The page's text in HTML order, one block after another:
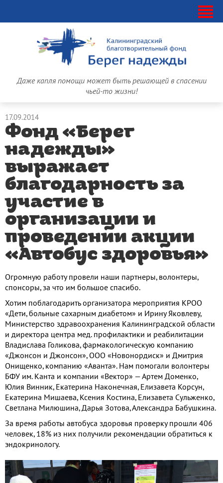
Даже капля помощи может быть решающей в спасении
чьей-то жизни!
17.09.2014
Фонд «Берег
надежды»
выражает
благодарность за
участие в
организации и
проведении акции
«Автобус здоровья»
Огромную работу провели наши партнеры, волонтеры,
спонсоры, за что им большое спасибо.
Хотим поблагодарить организатора мероприятия КРОО
«Дети, больные сахарным диабетом» и Ирину Яковлеву,
Министерство здравоохранения Калининградской области
и директора центра мед. профилактики и реабилитации
Владислава Голикова, фармакологическую компанию
«Джонсон и Джонсон», ООО «Новонордиск» и Дмитрия
Онищенко, компанию «Аванта». Нам помогали волонтеры
БФУ им. Канта и компании «Вектор» — Артем Доменко,
Юлия Винник, Екатерина Наконечная, Елизавета Корсун,
Екатерина Мишаева, Ксения Костина, Елизавета Сульженко,
Светлана Милюшина, Дарья Зотова, Александра Бабушкина.
За время работы автобуса здоровья проверку прошли 406
человек, 18% из них получили рекомендации обратиться к
эндокринологу.